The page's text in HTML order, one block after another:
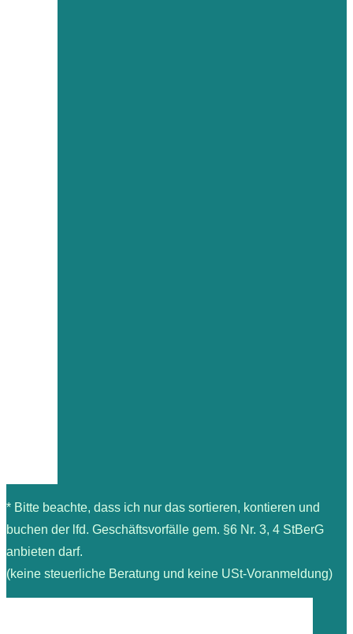
* Bitte beachte, dass ich nur das sortieren, kontieren und
buchen der lfd. Geschäftsvorfälle gem. §6 Nr. 3, 4 StBerG
anbieten darf.
(keine steuerliche Beratung und keine USt-Voranmeldung)